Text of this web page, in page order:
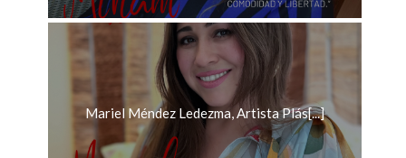
Mariel Méndez Ledezma, Artista Plás[...]